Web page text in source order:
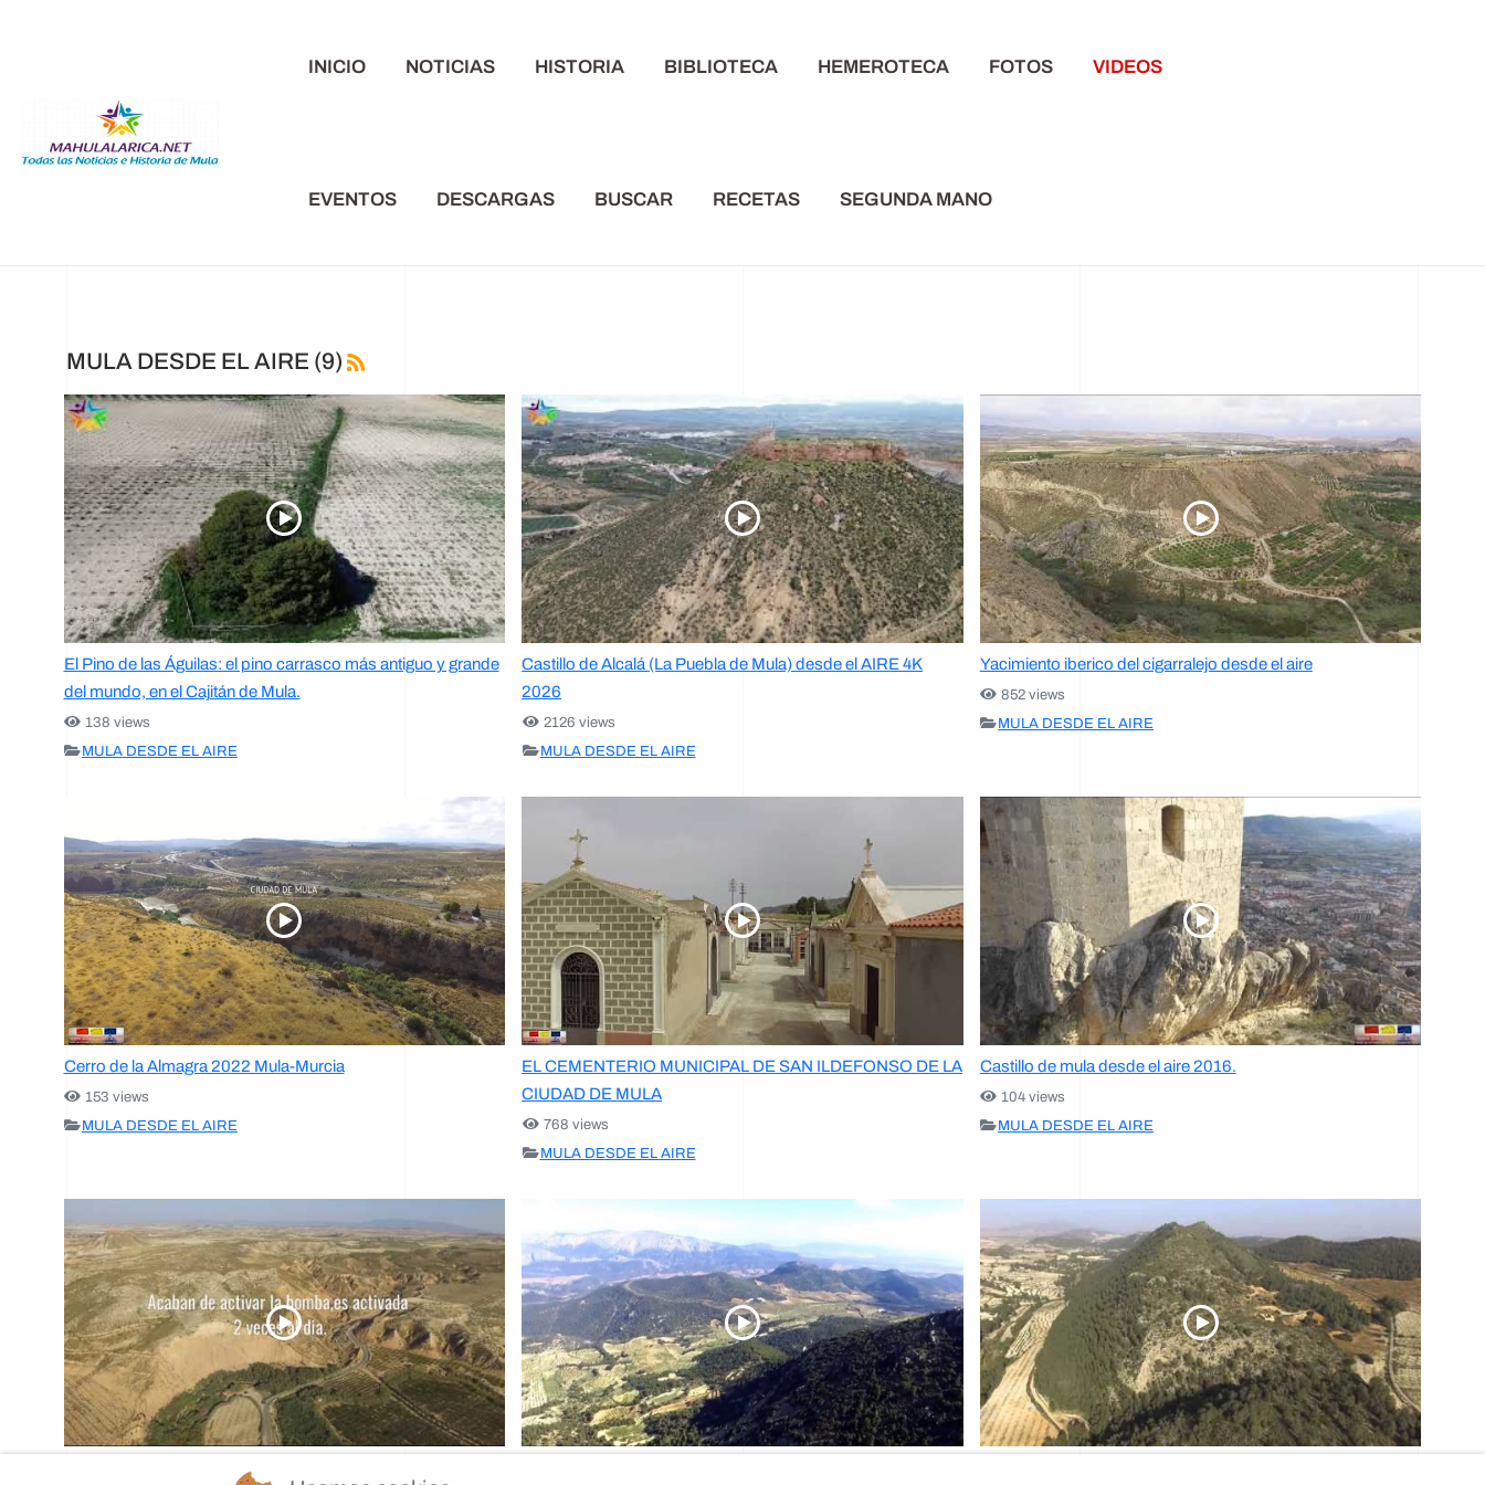
INICIO NOTICIAS HISTORIA BIBLIOTECA HEMEROTECA FOTOS VIDEOS
EVENTOS DESCARGAS BUSCAR RECETAS SEGUNDA MANO
MULA DESDE EL AIRE (9)
El Pino de las Águilas: el pino carrasco más antiguo y grande
del mundo, en el Cajitán de Mula.
138 views
MULA DESDE EL AIRE
Castillo de Alcalá (La Puebla de Mula) desde el AIRE 4K
2026
2126 views
MULA DESDE EL AIRE
Yacimiento iberico del cigarralejo desde el aire
852 views
MULA DESDE EL AIRE
Cerro de la Almagra 2022 Mula-Murcia
153 views
MULA DESDE EL AIRE
EL CEMENTERIO MUNICIPAL DE SAN ILDEFONSO DE LA
CIUDAD DE MULA
768 views
MULA DESDE EL AIRE
Castillo de mula desde el aire 2016.
104 views
MULA DESDE EL AIRE
El Rio Pliego en peligro de extinción 2016